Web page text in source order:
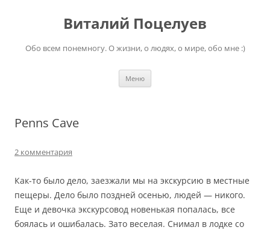
содержимомуВиталий Поцелуев
Обо всем понемногу. О жизни, о людях, о мире, обо мне :)
Меню
Penns Cave
2 комментария
Как-то было дело, заезжали мы на экскурсию в местные
пещеры. Дело было поздней осенью, людей — никого.
Еще и девочка экскурсовод новенькая попалась, все
боялась и ошибалась. Зато веселая. Снимал в лодке со